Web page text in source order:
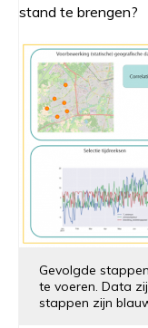
stand te brengen?
Gevolgde
te voeren. Data
stappen zijn